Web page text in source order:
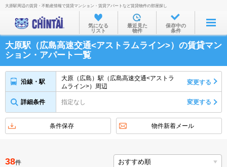
お部屋を探す
沿線・駅から
住所から
家賃相場から
不動産会社から
大原駅周辺の賃貸・不動産情報で賃貸マンション・賃貸アパートなど賃貸物件の部屋探し
気になる
リスト
最近見た
物件
保存中の
条件
大原駅（広島高速交通<アストラムライン>）の賃貸マン
ション・アパート一覧
沿線・駅
大原（広島）駅（広島高速交通<アストラ
ムライン>）周辺
変更する
詳細条件 指定なし 変更する
条件保存 物件新着メール
38件